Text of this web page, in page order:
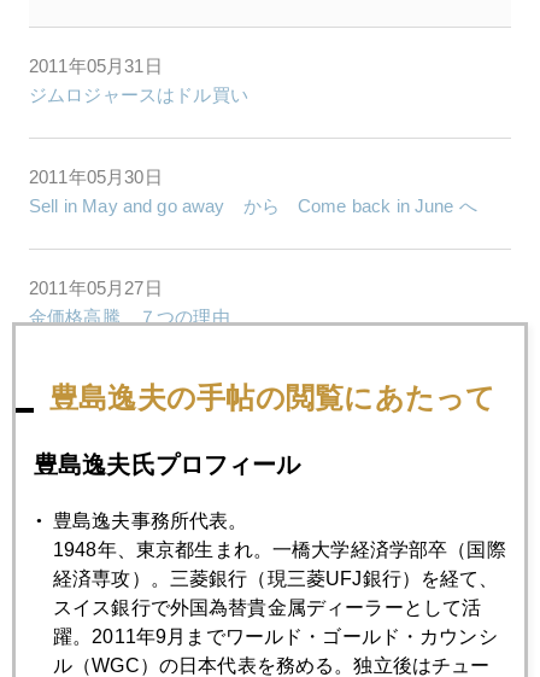
2011年05月31日
ジムロジャースはドル買い
2011年05月30日
Sell in May and go away から Come back in June へ
2011年05月27日
金価格高騰 ７つの理由
2011年05月25日
2011年05月24日
２０１１年１－３月期 金需給動向
2011年05月23日
ギリシア危機最新事情
豊島逸夫の手帖の閲覧にあたって
豊島逸夫氏プロフィール
豊島逸夫事務所代表。
1948年、東京都生まれ。一橋大学経済学部卒（国際
経済専攻）。三菱銀行（現三菱UFJ銀行）を経て、
スイス銀行で外国為替貴金属ディーラーとして活
躍。2011年9月までワールド・ゴールド・カウンシ
ル（WGC）の日本代表を務める。独立後はチュー